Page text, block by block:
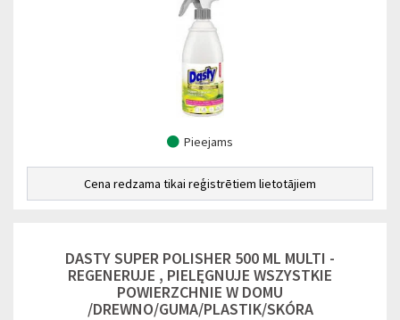
Pieejams
Cena redzama tikai reģistrētiem lietotājiem
DASTY SUPER POLISHER 500 ML MULTI -
REGENERUJE , PIELĘGNUJE WSZYSTKIE
POWIERZCHNIE W DOMU
/DREWNO/GUMA/PLASTIK/SKÓRA